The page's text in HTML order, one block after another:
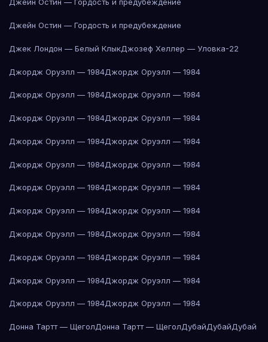
Джейн Остин — Гордость и предубеждение
Джек Лондон — Белый КлыкДжозеф Хеллер — Уловка-22
Джордж Оруэлл — 1984Джордж Оруэлл — 1984
Джордж Оруэлл — 1984Джордж Оруэлл — 1984
Джордж Оруэлл — 1984Джордж Оруэлл — 1984
Джордж Оруэлл — 1984Джордж Оруэлл — 1984
Джордж Оруэлл — 1984Джордж Оруэлл — 1984
Джордж Оруэлл — 1984Джордж Оруэлл — 1984
Джордж Оруэлл — 1984Джордж Оруэлл — 1984
Джордж Оруэлл — 1984Джордж Оруэлл — 1984
Джордж Оруэлл — 1984Джордж Оруэлл — 1984
Джордж Оруэлл — 1984Джордж Оруэлл — 1984
Джордж Оруэлл — 1984Джордж Оруэлл — 1984
Донна Тартт — ЩеголДонна Тартт — ЩеголДубайДубайДубай